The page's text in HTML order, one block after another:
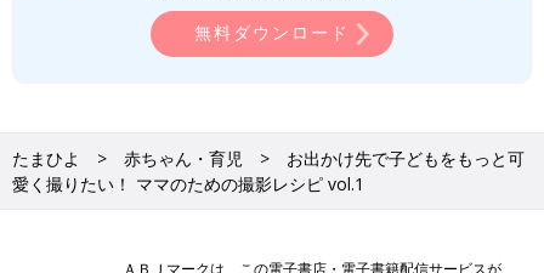
無料ダウンロード
たまひよ 赤ちゃん・育児
お出かけ先で子どもをもっと可
愛く撮りたい！ ママのための撮影レシピ vol.1